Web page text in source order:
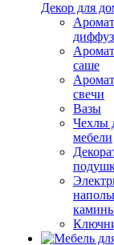
Декор для
саше
свечи
Вазы
Чехлы
мебели